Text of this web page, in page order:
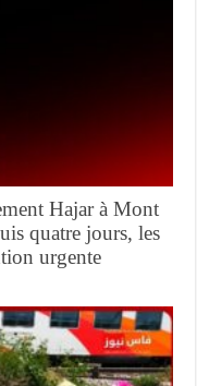
Hajar à Mont
quatre jours, les
urgente